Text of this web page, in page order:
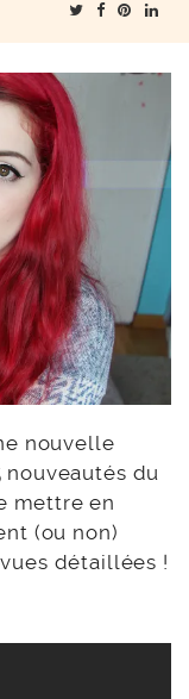
nouvelle
du
mettre en
(ou non)
détaillées !